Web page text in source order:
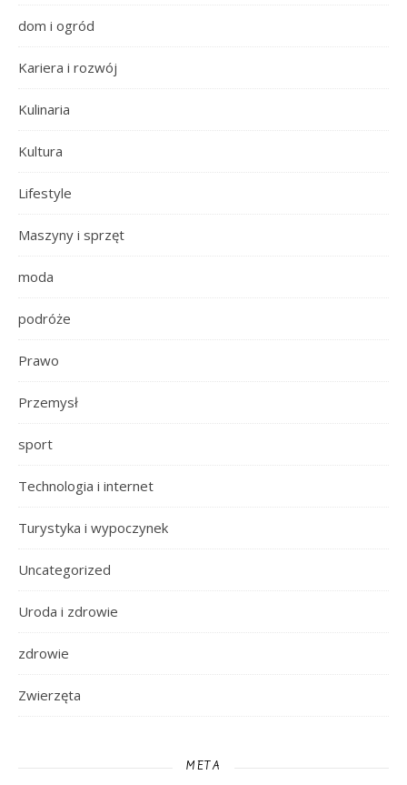
dom i ogród
Kariera i rozwój
Kulinaria
Kultura
Lifestyle
Maszyny i sprzęt
moda
podróże
Prawo
Przemysł
sport
Technologia i internet
Turystyka i wypoczynek
Uncategorized
Uroda i zdrowie
zdrowie
Zwierzęta
META